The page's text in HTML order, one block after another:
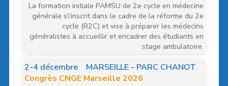
La formation initiale PAMSU de 2e cycle en médecine
générale s\'inscrit dans le cadre de la réforme du 2e
cycle (R2C) et vise à préparer les médecins
généralistes à accueillir et encadrer des étudiants en
stage ambulatoire.
2-4 décembre
MARSEILLE - PARC CHANOT
Congrès CNGE Marseille 2026